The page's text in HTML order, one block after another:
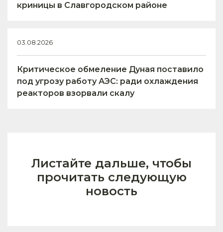
криницы в Славгородском районе
03.08.2026
Критическое обмеление Дуная поставило
под угрозу работу АЭС: ради охлаждения
реакторов взорвали скалу
Листайте дальше, чтобы
прочитать следующую
новость